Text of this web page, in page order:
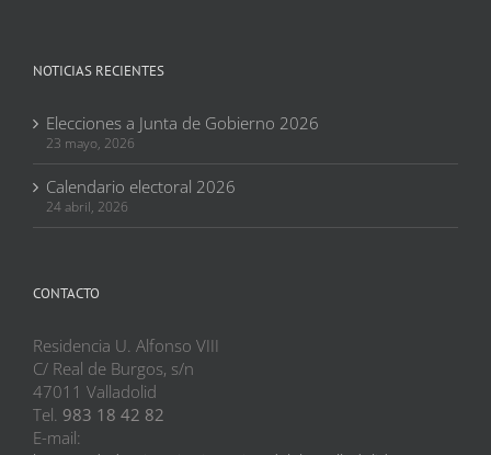
NOTICIAS RECIENTES
Elecciones a Junta de Gobierno 2026
23 mayo, 2026
Calendario electoral 2026
24 abril, 2026
CONTACTO
Residencia U. Alfonso VIII
C/ Real de Burgos, s/n
47011 Valladolid
Tel. 983 18 42 82
E-mail: